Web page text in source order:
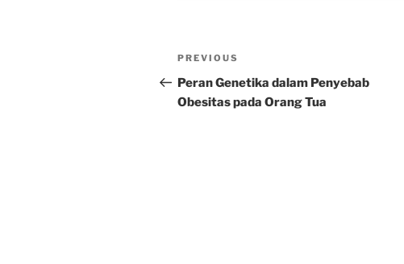
Post
navigation
Previous
Post
PREVIOUS
Peran Genetika dalam Penyebab
Obesitas pada Orang Tua